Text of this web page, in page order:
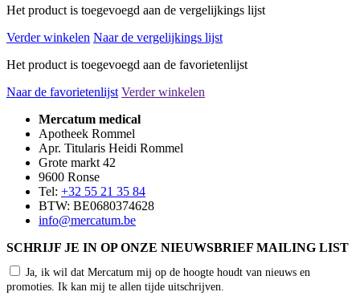
Het product is toegevoegd aan de vergelijkings lijst
Verder winkelen Naar de vergelijkings lijst
Het product is toegevoegd aan de favorietenlijst
Naar de favorietenlijst Verder winkelen
Mercatum medical
Apotheek Rommel
Apr. Titularis Heidi Rommel
Grote markt 42
9600 Ronse
Tel: +32 55 21 35 84
BTW: BE0680374628
info@mercatum.be
SCHRIJF JE IN OP ONZE NIEUWSBRIEF MAILING LIST
Ja, ik wil dat Mercatum mij op de hoogte houdt van nieuws en
promoties. Ik kan mij te allen tijde uitschrijven.